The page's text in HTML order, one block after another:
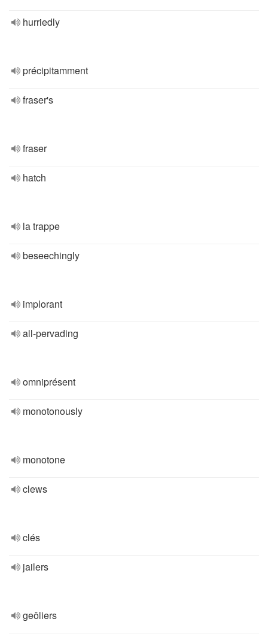
hurriedly
précipitamment
fraser's
fraser
hatch
la trappe
beseechingly
implorant
all-pervading
omniprésent
monotonously
monotone
clews
clés
jailers
geôliers